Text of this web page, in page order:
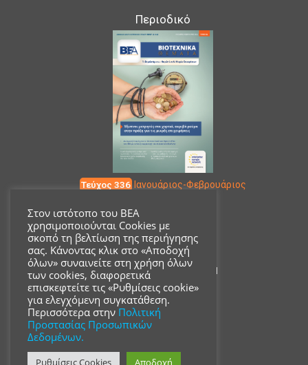
Περιοδικό
Τεύχος 336 Ιανουάριος-Φεβρουάριος
Επικοινωνία
Ακαδημίας 18, ΤΚ 10671
210 3680700
Στον ιστότοπο του ΒΕΑ
χρησιμοποιούνται Cookies με
σκοπό τη βελτίωση της περιήγησης
σας. Κάνοντας κλικ στο «Αποδοχή
όλων» συναινείτε στη χρήση όλων
των cookies, διαφορετικά
επισκεφτείτε τις «Ρυθμίσεις cookie»
για ελεγχόμενη συγκατάθεση.
Περισσότερα στην Πολιτική
Προστασίας Προσωπικών
Δεδομένων.
Ρυθμίσεις Cookies Αποδοχή